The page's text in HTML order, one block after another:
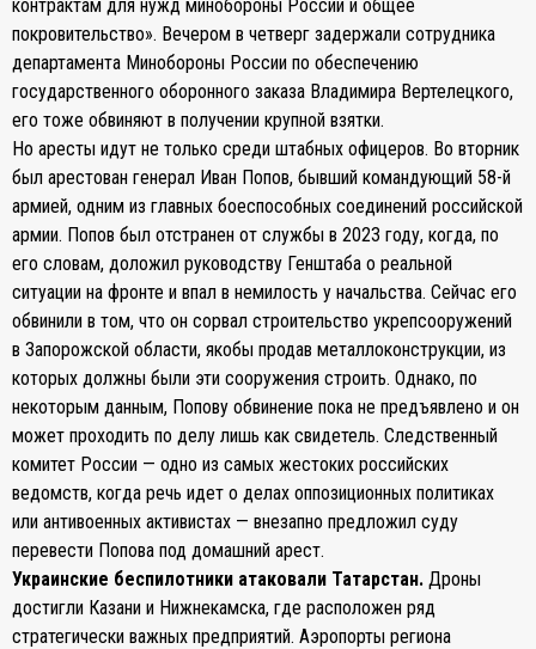
контрактам для нужд минобороны России и общее
покровительство». Вечером в четверг задержали сотрудника
департамента Минобороны России по обеспечению
государственного оборонного заказа Владимира Вертелецкого,
его тоже обвиняют в получении крупной взятки.
Но аресты идут не только среди штабных офицеров. Во вторник
был арестован генерал Иван Попов, бывший командующий 58-й
армией, одним из главных боеспособных соединений российской
армии. Попов был отстранен от службы в 2023 году, когда, по
его словам, доложил руководству Генштаба о реальной
ситуации на фронте и впал в немилость у начальства. Сейчас его
обвинили в том, что он сорвал строительство укрепсооружений
в Запорожской области, якобы продав металлоконструкции, из
которых должны были эти сооружения строить. Однако, по
некоторым данным, Попову обвинение пока не предъявлено и он
может проходить по делу лишь как свидетель. Следственный
комитет России — одно из самых жестоких российских
ведомств, когда речь идет о делах оппозиционных политиках
или антивоенных активистах — внезапно предложил суду
перевести Попова под домашний арест.
Украинские беспилотники атаковали Татарстан. Дроны
достигли Казани и Нижнекамска, где расположен ряд
стратегически важных предприятий. Аэропорты региона